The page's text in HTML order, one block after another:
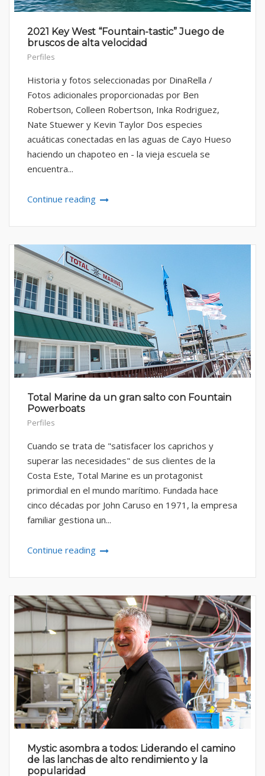
2021 Key West “Fountain-tastic” Juego de
bruscos de alta velocidad
Perfiles
Historia y fotos seleccionadas por DinaRella /
Fotos adicionales proporcionadas por Ben
Robertson, Colleen Robertson, Inka Rodriguez,
Nate Stuewer y Kevin Taylor Dos especies
acuáticas conectadas en las aguas de Cayo Hueso
haciendo un chapoteo en - la vieja escuela se
encuentra...
Continue reading
Total Marine da un gran salto con Fountain
Powerboats
Perfiles
Cuando se trata de "satisfacer los caprichos y
superar las necesidades" de sus clientes de la
Costa Este, Total Marine es un protagonist
primordial en el mundo marítimo. Fundada hace
cinco décadas por John Caruso en 1971, la empresa
familiar gestiona un...
Continue reading
Mystic asombra a todos: Liderando el camino
de las lanchas de alto rendimiento y la
popularidad